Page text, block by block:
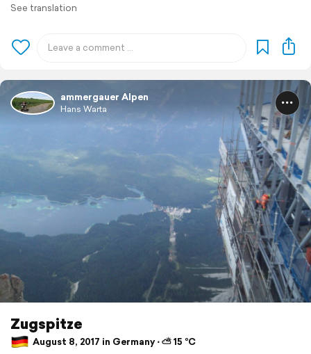
See translation
ammergauer Alpen
Hans Warta
Zugspitze
August 8, 2017 in Germany ⋅ ⛅ 15 °C